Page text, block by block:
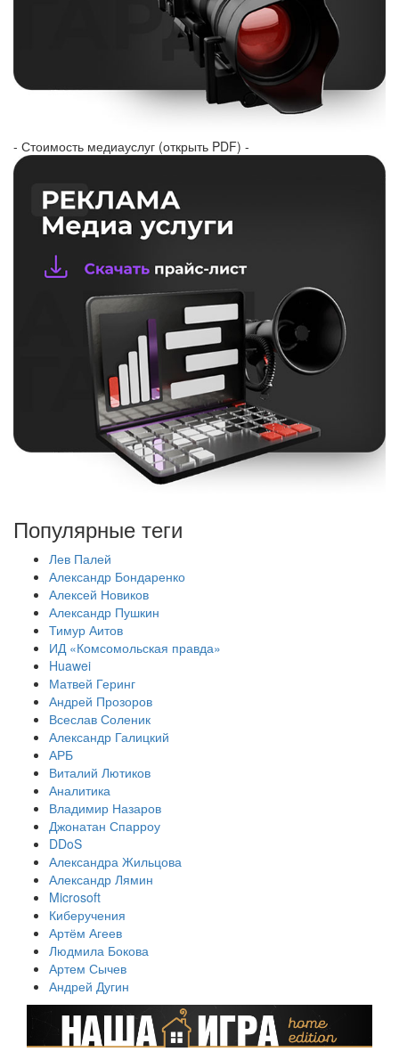
- Стоимость медиауслуг (открыть PDF) -
Популярные теги
Лев Палей
Александр Бондаренко
Алексей Новиков
Александр Пушкин
Тимур Аитов
ИД «Комсомольская правда»
Huawei
Матвей Геринг
Андрей Прозоров
Всеслав Соленик
Александр Галицкий
АРБ
Виталий Лютиков
Аналитика
Владимир Назаров
Джонатан Спарроу
DDoS
Александра Жильцова
Александр Лямин
Microsoft
Киберучения
Артём Агеев
Людмила Бокова
Артем Сычев
Андрей Дугин